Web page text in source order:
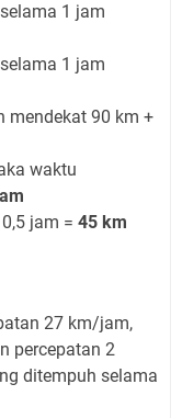
1 jam
1 jam
mendekat 90 km +
waktu
jam = 45 km
27 km/jam,
percepatan 2
ditempuh selama